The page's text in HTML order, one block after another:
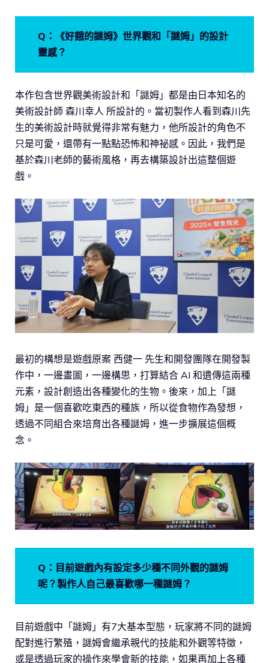
Q：《好餓的謎姆》世界觀和「謎姆」的設計
靈感？
本作包含世界觀美術設計和「謎姆」都是由日本知名的
美術設計師 森川幸人 所設計的。當初製作人看到森川先
生的美術設計時就覺得非常有魅力，他所設計的角色不
只是可愛，還帶有一點點恐怖和神祕感。因此，我們是
基於森川老師的藝術風格，再去構築設計出這整個遊
戲。
最初的構想是遊戲原案 西健一 先生和開發團隊在開發製
作中，一邊畫圖，一邊構思，打算結合 AI 和遺傳這兩種
元素，設計創造出各種變化的生物。後來，加上「謎
姆」是一個喜歡吃東西的種族，所以從食物作為發想，
透過不同組合來培育出各種謎姆，進一步擴展這個概
念。
Q：目前遊戲內有設定多少種不同外觀的謎姆
呢？製作人自己最喜歡哪一種謎姆？
目前遊戲中「謎姆」有7大基本型態，玩家將不同的謎姆
配對進行繁殖，謎姆會繼承親代的技能和外觀等特徵，
或是透過玩家的操作來學會新的技能，如果再加上各種